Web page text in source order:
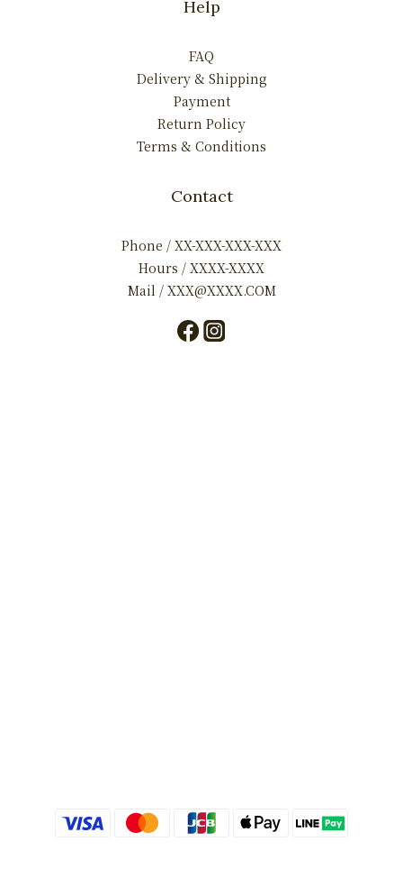
Help
FAQ
Delivery & Shipping
Payment
Return Policy
Terms & Conditions
Contact
Phone / XX-XXX-XXX-XXX
Hours / XXXX-XXXX
Mail / XXX@XXXX.COM